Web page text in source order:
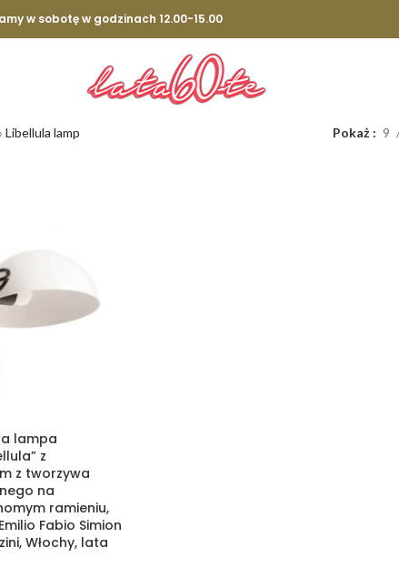
w sobotę w godzinach 12.00-15.00
Libellula lamp Pokaż 9
lampa
z
z tworzywa
na
ramieniu,
Fabio Simion
Włochy, lata